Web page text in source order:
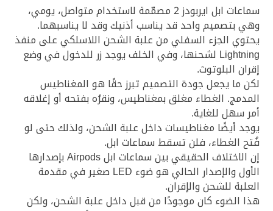
سماعات ابل ايربودز 2 مصمّمة لاستخدام متواصل، يومي،
وهي بتصميم واحد قد يناسب أذنيك وقد لا يناسبهما.
يحتوي الجزء السفلي من علبة الشحن اللاسلكي على منفذ
Lightning لشحنها، وفي الخلف يوجد زر للدخول في وضع
إقران البلوتوث.
لكن ما يجعل جودة التصميم تبرز حقًا هو المغناطيس
المدمج. الغطاء مغلق بمغناطيس، ونقرُه بفتحه أو إغلاقه
أمر سهل للغاية.
يوجد أيضًا مغناطيسات داخل علبة الشحن، ولذلك حتى لو
فُتح الغطاء، فلن تسقط سماعات ابل.
إن الاختلاف الحقيقي بين سماعات ابل Airpods بإصدارها
الأول والإصدار الحالي هو ضوء LED صغير في مقدمة
العلبة للشحن والإقران.
هذا الضوء كان موجودًا من قبل داخل علبة الشحن، ولكن